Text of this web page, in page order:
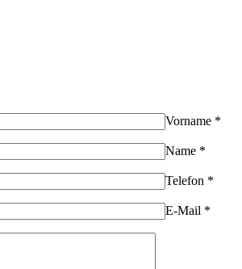
Vorname *
Name *
Telefon *
E-Mail *